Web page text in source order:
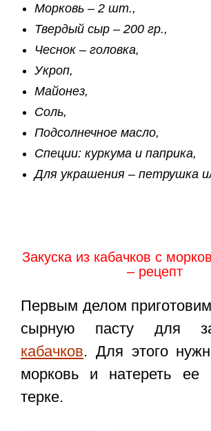
Морковь – 2 шт.,
Твердый сыр – 200 гр.,
Чеснок – головка,
Укроп,
Майонез,
Соль,
Подсолнечное масло,
Специи: куркума и паприка,
Для украшения – петрушка
Закуска из кабачков с
– рецепт
Первым делом
сырную пасту для
кабачков. Для этого
морковь и натереть ее
терке.